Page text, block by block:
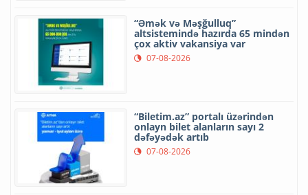
“Əmək və Məşğulluq”
altsistemində hazırda 65 mindən
çox aktiv vakansiya var
07-08-2026
“Biletim.az” portalı üzərindən
onlayn bilet alanların sayı 2
dəfəyədək artıb
07-08-2026